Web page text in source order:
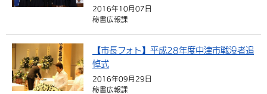
相談・支援・情報
遊ぶ・体験する グルメ・食べる
買う・おみやげ
中津市について 市役所の紹介
地方創生・地域活性化
2016年10月07日
秘書広報課
【市長フォト】平成28年度中津市戦没者追
悼式
2016年09月29日
秘書広報課